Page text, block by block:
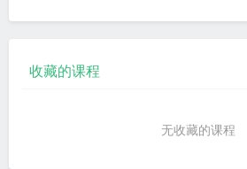
收藏的课程
无收藏的课程